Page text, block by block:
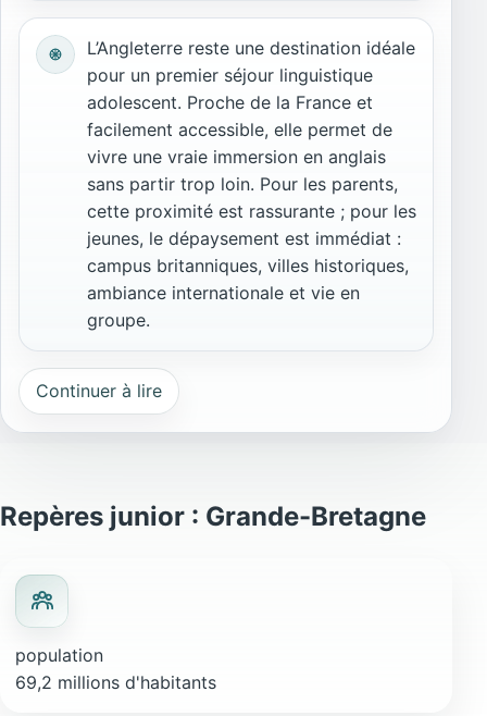
L’Angleterre reste une destination idéale
pour un premier séjour linguistique
adolescent. Proche de la France et
facilement accessible, elle permet de
vivre une vraie immersion en anglais
sans partir trop loin. Pour les parents,
cette proximité est rassurante ; pour les
jeunes, le dépaysement est immédiat :
campus britanniques, villes historiques,
ambiance internationale et vie en
groupe.
Continuer à lire
Repères junior : Grande-Bretagne
population
69,2 millions d'habitants